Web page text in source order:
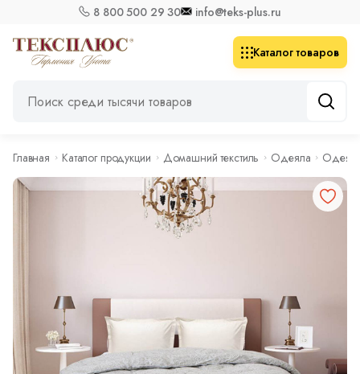
8 800 500 29 30 info@teks-plus.ru
Каталог товаров
Главная Каталог продукции Домашний текстиль Одеяла